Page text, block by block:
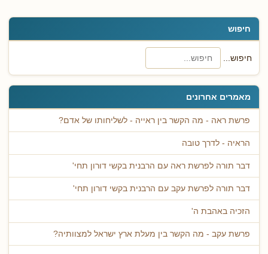
חיפוש
חיפוש...
מאמרים אחרונים
פרשת ראה - מה הקשר בין ראייה - לשליחותו של אדם?
הראיה - לדרך טובה
דבר תורה לפרשת ראה עם הרבנית בקשי דורון תחי'
דבר תורה לפרשת עקב עם הרבנית בקשי דורון תחי'
הזכיה באהבת ה'
פרשת עקב - מה הקשר בין מעלת ארץ ישראל למצוותיה?